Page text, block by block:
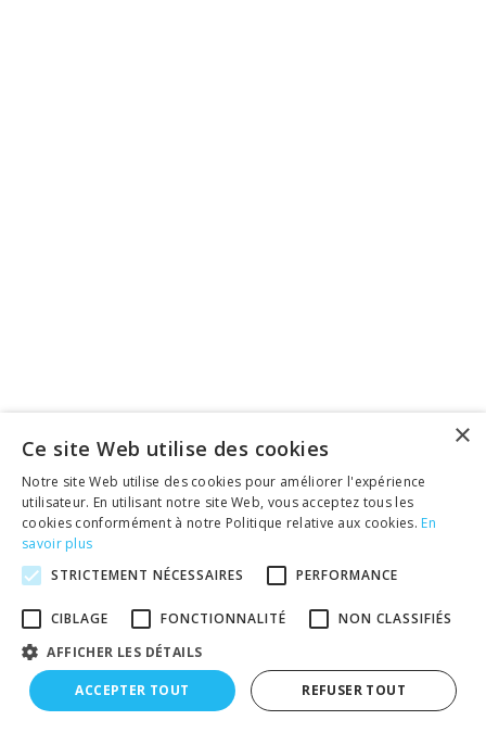
×
Ce site Web utilise des cookies
Notre site Web utilise des cookies pour améliorer l'expérience
utilisateur. En utilisant notre site Web, vous acceptez tous les
cookies conformément à notre Politique relative aux cookies. En
savoir plus
STRICTEMENT NÉCESSAIRES
PERFORMANCE
CIBLAGE FONCTIONNALITÉ
NON CLASSIFIÉS
AFFICHER LES DÉTAILS
ACCEPTER TOUT REFUSER TOUT